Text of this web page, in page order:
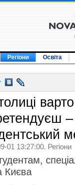
Регіони Освіта
–
01 13:27:00. Регіони
Києва